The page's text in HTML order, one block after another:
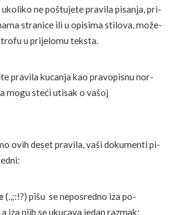
ne po­štu­je­te pra­vi­la pisanja, pri­
stra­ni­ce ili u opi­si­ma sti­lo­va, mo­že­
u prijelomu teksta.
pra­vi­la ku­ca­nja kao pra­vo­pi­snu nor­
mogu steći utisak o vašoj
ovih de­set pra­vi­la, va­ši do­ku­men­ti pi­
(.,;:!?) pišu se ne­po­sre­dno iza po­
iza njih se ukucava je­dan ra­zmak;